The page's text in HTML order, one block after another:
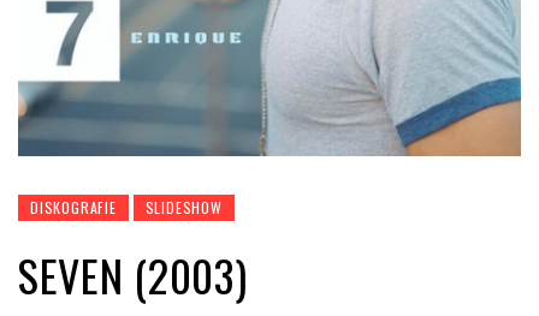
DISKOGRAFIE SLIDESHOW
SEVEN (2003)